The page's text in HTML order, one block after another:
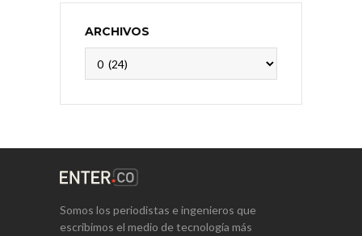
ARCHIVOS
Somos los periodistas e ingenieros que
escribimos el medio de tecnología más